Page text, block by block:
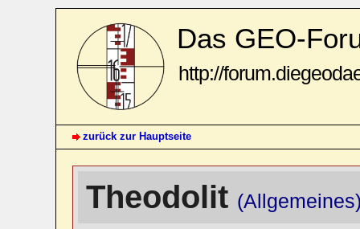
Das GEO-
http://
zurück zur Hauptseite
Theodolit